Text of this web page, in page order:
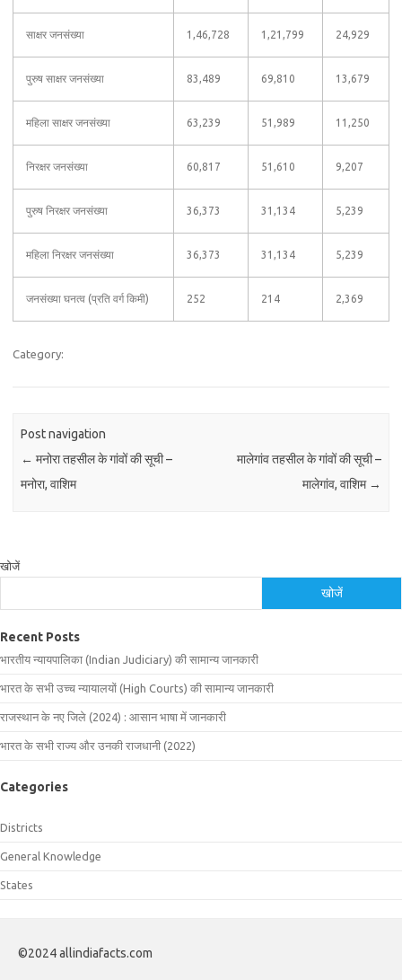
साक्षर जनसंख्या 1,46,728 1,21,799 24,929
पुरुष साक्षर जनसंख्या 83,489 69,810 13,679
महिला साक्षर जनसंख्या 63,239 51,989 11,250
निरक्षर जनसंख्या 60,817 51,610 9,207
पुरुष निरक्षर जनसंख्या 36,373 31,134 5,239
महिला निरक्षर जनसंख्या 36,373 31,134 5,239
जनसंख्या घनत्व (प्रति वर्ग किमी) 252 214 2,369
Category:
Post navigation
← मनोरा तहसील के गांवों की सूची –
मनोरा, वाशिम
मालेगांव तहसील के गांवों की सूची –
मालेगांव, वाशिम →
खोजें
खोजें
Recent Posts
भारतीय न्यायपालिका (Indian Judiciary) की सामान्य जानकारी
भारत के सभी उच्च न्यायालयों (High Courts) की सामान्य जानकारी
राजस्थान के नए जिले (2024) : आसान भाषा में जानकारी
भारत के सभी राज्य और उनकी राजधानी (2022)
Categories
Districts
General Knowledge
States
©2024 allindiafacts.com